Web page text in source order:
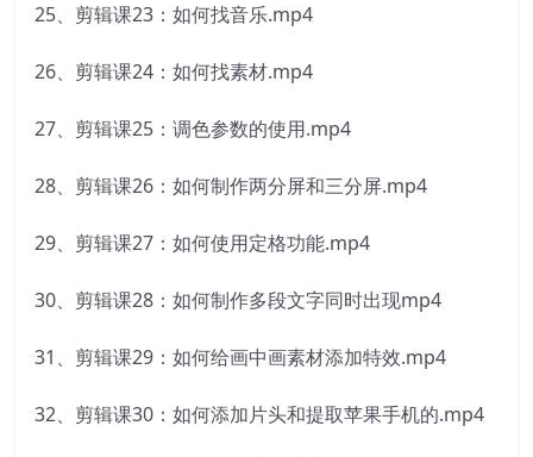
25、剪辑课23：如何找音乐.mp4
26、剪辑课24：如何找素材.mp4
27、剪辑课25：调色参数的使用.mp4
28、剪辑课26：如何制作两分屏和三分屏.mp4
29、剪辑课27：如何使用定格功能.mp4
30、剪辑课28：如何制作多段文字同时出现mp4
31、剪辑课29：如何给画中画素材添加特效.mp4
32、剪辑课30：如何添加片头和提取苹果手机的.mp4